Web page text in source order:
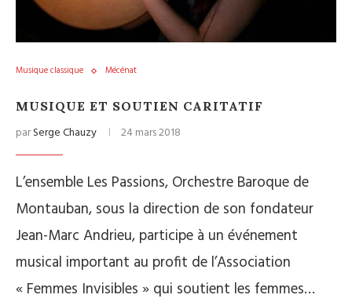
Musique classique Mécénat
MUSIQUE ET SOUTIEN CARITATIF
parSerge Chauzy 24 mars 2018
L’ensemble Les Passions, Orchestre Baroque de
Montauban, sous la direction de son fondateur
Jean-Marc Andrieu, participe à un événement
musical important au profit de l’Association
« Femmes Invisibles » qui soutient les femmes…